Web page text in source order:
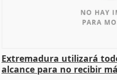
Extremadura utilizará
alcance para no recibir